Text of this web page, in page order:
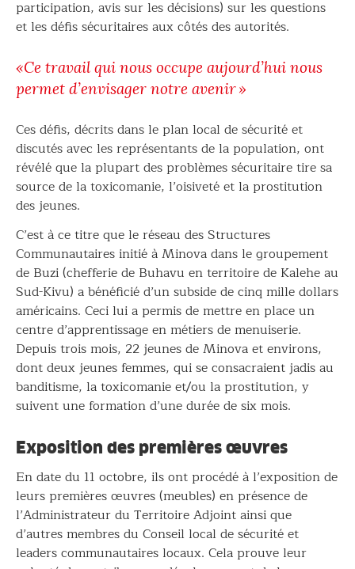
participation, avis sur les décisions) sur les questions
et les défis sécuritaires aux côtés des autorités.
«Ce travail qui nous occupe aujourd’hui nous
permet d’envisager notre avenir »
Ces défis, décrits dans le plan local de sécurité et
discutés avec les représentants de la population, ont
révélé que la plupart des problèmes sécuritaire tire sa
source de la toxicomanie, l’oisiveté et la prostitution
des jeunes.
C’est à ce titre que le réseau des Structures
Communautaires initié à Minova dans le groupement
de Buzi (chefferie de Buhavu en territoire de Kalehe au
Sud-Kivu) a bénéficié d’un subside de cinq mille dollars
américains. Ceci lui a permis de mettre en place un
centre d’apprentissage en métiers de menuiserie.
Depuis trois mois, 22 jeunes de Minova et environs,
dont deux jeunes femmes, qui se consacraient jadis au
banditisme, la toxicomanie et/ou la prostitution, y
suivent une formation d’une durée de six mois.
Exposition des premières œuvres
En date du 11 octobre, ils ont procédé à l’exposition de
leurs premières œuvres (meubles) en présence de
l’Administrateur du Territoire Adjoint ainsi que
d’autres membres du Conseil local de sécurité et
leaders communautaires locaux. Cela prouve leur